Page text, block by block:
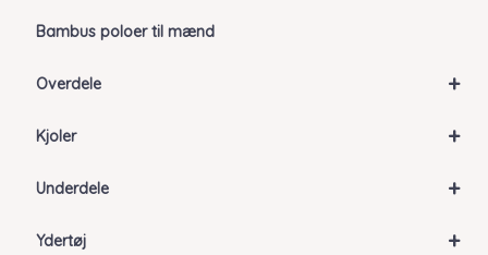
Bambus poloer til mænd
+
Overdele
+
Kjoler
+
Underdele
+
Ydertøj